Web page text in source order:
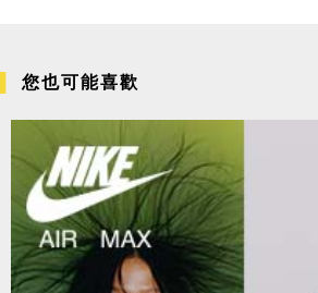
您也可能喜歡